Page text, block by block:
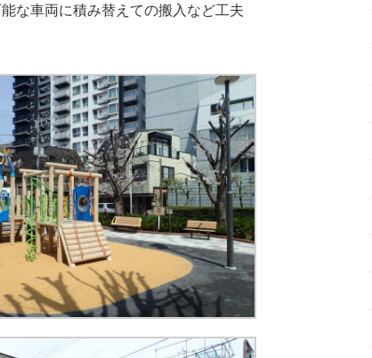
な車両に積み替えての搬入など工夫